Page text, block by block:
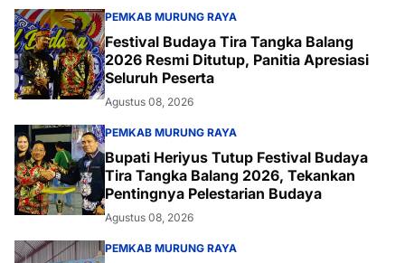
PEMKAB MURUNG RAYA
Festival Budaya Tira Tangka Balang
2026 Resmi Ditutup, Panitia Apresiasi
Seluruh Peserta
Agustus 08, 2026
PEMKAB MURUNG RAYA
Bupati Heriyus Tutup Festival Budaya
Tira Tangka Balang 2026, Tekankan
Pentingnya Pelestarian Budaya
Agustus 08, 2026
PEMKAB MURUNG RAYA